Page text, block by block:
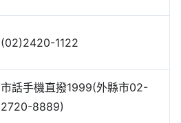
(02)2420-1122
市話手機直撥1999(外縣市02-
2720-8889)